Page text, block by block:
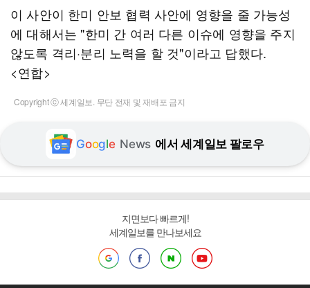
이 사안이 한미 안보 협력 사안에 영향을 줄 가능성
에 대해서는 "한미 간 여러 다른 이슈에 영향을 주지
않도록 격리·분리 노력을 할 것"이라고 답했다.
<연합>
Copyright ⓒ 세계일보. 무단 전재 및 재배포 금지
Google News 에서 세계일보 팔로우
지면보다 빠르게!
세계일보를 만나보세요